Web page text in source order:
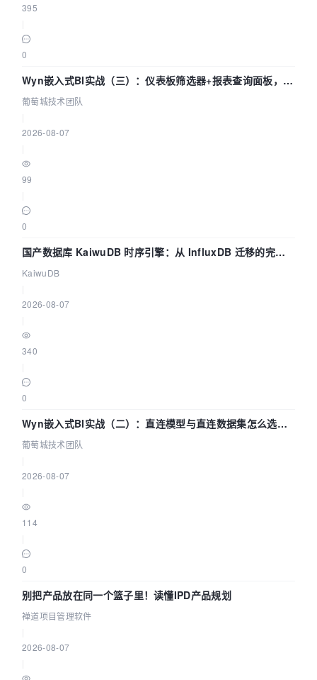
395
0
Wyn嵌入式BI实战（三）：仪表板筛选器+报表查询面板，参
数联动全闭环
葡萄城技术团队
2026-08-07
99
0
国产数据库 KaiwuDB 时序引擎：从 InfluxDB 迁移的完整
技术路径
KaiwuDB
2026-08-07
340
0
Wyn嵌入式BI实战（二）：直连模型与直连数据集怎么选，
参数为什么不生效？| 葡萄城技术团队
葡萄城技术团队
2026-08-07
114
0
别把产品放在同一个篮子里！读懂IPD产品规划
禅道项目管理软件
2026-08-07